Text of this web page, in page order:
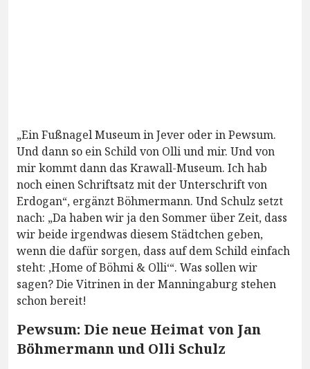
„Ein Fußnagel Museum in Jever oder in Pewsum.
Und dann so ein Schild von Olli und mir. Und von
mir kommt dann das Krawall-Museum. Ich hab
noch einen Schriftsatz mit der Unterschrift von
Erdogan“, ergänzt Böhmermann. Und Schulz setzt
nach: „Da haben wir ja den Sommer über Zeit, dass
wir beide irgendwas diesem Städtchen geben,
wenn die dafür sorgen, dass auf dem Schild einfach
steht: ‚Home of Böhmi & Olli‘“. Was sollen wir
sagen? Die Vitrinen in der Manningaburg stehen
schon bereit!
Pewsum: Die neue Heimat von Jan
Böhmermann und Olli Schulz